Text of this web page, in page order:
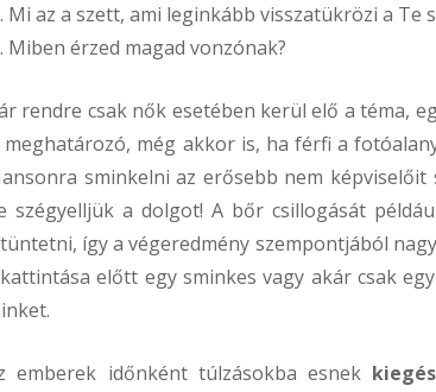
Mi az a szett, ami leginkább visszatükrözi a Te
Miben érzed magad vonzónak?
rendre csak nők esetében kerül elő a téma,
meghatározó, még akkor is, ha férfi a
sminkelni az erősebb nem képviselőit
szégyelljük a dolgot! A bőr csillogását
így a végeredmény szempontjából
előtt egy sminkes vagy akár csak
emberek időnként túlzásokba esnek